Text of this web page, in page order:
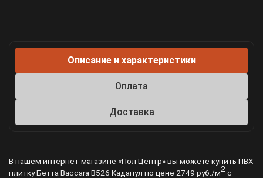
Описание и характеристики
Оплата
Доставка
В нашем интернет-магазине «Пол Центр» вы можете купить ПВХ
плитку Бетта Baccara B526 Кадапул по цене 2749 руб./м2с